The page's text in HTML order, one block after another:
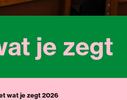
je zegt
wat je zegt 2026